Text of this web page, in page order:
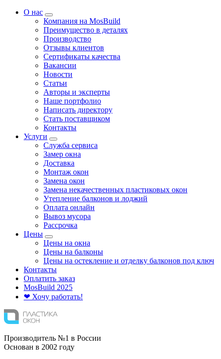
О нас
Компания на MosBuild
Преимущество в деталях
Производство
Отзывы клиентов
Сертификаты качества
Вакансии
Новости
Статьи
Авторы и эксперты
Нашe портфолио
Написать директору
Стать поставщиком
Контакты
Услуги
Служба сервиса
Замер окна
Доставка
Монтаж окон
Замена окон
Замена некачественных пластиковых окон
Утепление балконов и лоджий
Оплата онлайн
Вывоз мусора
Рассрочка
Цены
Цены на окна
Цены на балконы
Цены на остекление и отделку балконов под ключ
Контакты
Оплатить заказ
MosBuild 2025
❤ Хочу работать!
Производитель №1 в России
Основан в 2002 году